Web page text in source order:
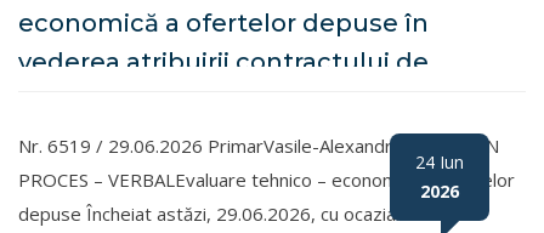
economică a ofertelor depuse în
vederea atribuirii contractului de
achiziție directă, având ca obiectiv:
Lucrări de întreținere drumuri în
comuna Recea, prin pietruiri și balastări
Nr. 6519 / 29.06.2026 PrimarVasile-Alexandru ARDELEAN
PROCES – VERBALEvaluare tehnico – economică a ofertelor
depuse Încheiat astăzi, 29.06.2026, cu ocazia…
24 Iun
2026